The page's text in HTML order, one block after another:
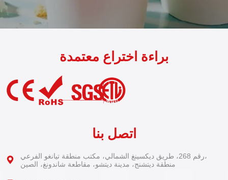
براءة اختراع معتمدة
اتصل بنا
رقم 268، طريق ديكسينغ الشمالي، مكتب منطقة تيانغو الفرعي،
منطقة ديتشنج، مدينة ديتشو، مقاطعة شاندونغ، الصين